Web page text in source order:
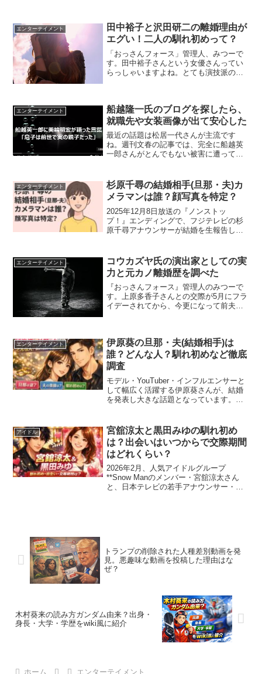
エンターテイメント
田中裕子と沢田研二の離婚理由が
エグい！二人の馴れ初めって？
「おっさんフォース」管理人、みつーで
す。田中裕子さんという女優さんってい
らっしゃいますよね。とても演技派の女
さんが一番興味あるわ」と...
エンターテイメント
船越隆一氏のブログを探したら、
就職先や女装画像が出て安心した
最近の話題は松居一代さんが主流です
ね。週刊文春の記事では、完全に船越英
一郎さんがとんでもない被害に遭ってい
うけど(^_^;)松居さんがみっともなく騒い
でいるもんだから船...
エンターテイメント
杉原千尋の結婚相手(旦那・夫)カ
メラマンは誰？顔写真を特定？
2025年12月8日放送の『ノンストッ
プ！』エンディングで、フジテレビの杉
原千尋アナウンサーが結婚を生報告しま
は公表されていません。この記事では、
公式に報じられている情...
エンターテイメント
コウカズヤ氏の演出家としての実
力と元カノ離婚歴を調べた
『おっさんフォース』管理人のみつーで
す。上原多香子さんとの交際が5月にフラ
イデーされてから、今更になって前夫の
ヤ氏の情報がほとんどない...
エンターテイメント
伊原葵の旦那・夫(結婚相手)は
誰？どんな人？馴れ初めなど徹底
調査
モデル・YouTuber・インフルエンサーと
して幅広く活躍する伊原葵さんが、結婚
を発表し大きな話題となっています。
検索している方も多いのではないでしょ
うか。この記事では...
アイドル
宮舘涼太と黒田みゆの馴れ初め
は？出会いはいつからで交際期間
はどれくらい？
2026年2月、人気アイドルグループ
**Snow Manのメンバー・宮舘涼太さん
と、日本テレビの若手アナウンサー・黒
トランプの削除された人種差別動画を発
見。悪趣味な動画を投稿した理由はな
ぜ？
木村葵来の読み方ガンダム由来？出身・
身長・大学・学歴をwiki風に紹介
ホーム エンターテイメント